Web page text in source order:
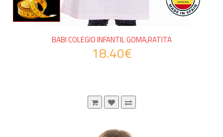
BABI COLEGIO INFANTIL GOMA,RATITA
18.40€